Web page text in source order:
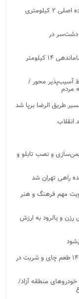
پایان پروژه نیمه‌تمام ۱۵ ساله پارک و تکمیل جاده اصلی ۲ کیلومتری
روستای بخش دشت‌سر در
چالوس آماده جهشی تازه در مسیر توسعه/ از ساماندهی ۱۴ کیلومتر
آسیب‌پذیر محور /
مردم
انقلاب
و نصب تابلو و
هنر و برگزاری رویدادهای ملی ۲ اولویت مهم فرهنگ و هنر
رزن و یالرود به ارزش
پذیرایی متفاوت و باشکوه از عزاداران حسینی با ۱۴ طعم چای و شربت در
منطقه آزاد/